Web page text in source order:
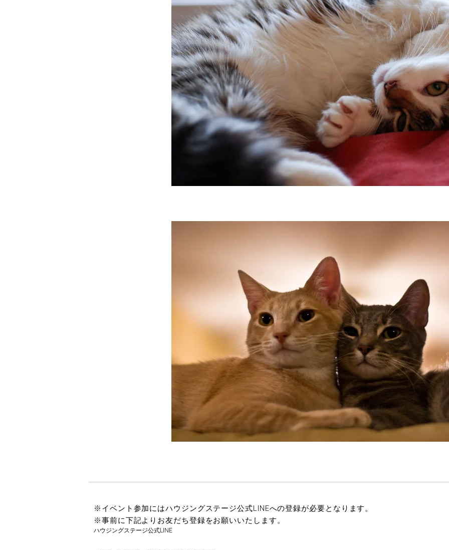
※イベント参加にはハウジングステージ公式LINEへの登録が必要となります。
※事前に下記よりお友だち登録をお願いいたします。
ハウジングステージ公式LINE